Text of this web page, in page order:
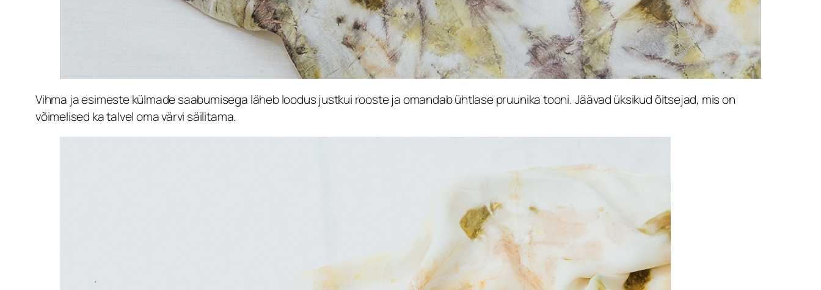
Vihma ja esimeste külmade saabumisega läheb loodus justkui rooste ja omandab ühtlase pruunika tooni. Jäävad üksikud õitsejad, mis on
võimelised ka talvel oma värvi säilitama.